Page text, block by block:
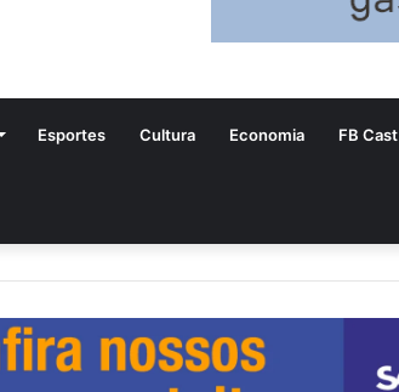
Esportes Cultura Economia FB Cast